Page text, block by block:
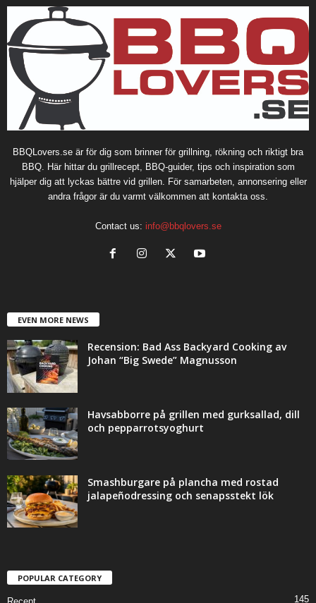
BBQLovers.se är för dig som brinner för grillning, rökning och riktigt bra
BBQ. Här hittar du grillrecept, BBQ-guider, tips och inspiration som
hjälper dig att lyckas bättre vid grillen. För samarbeten, annonsering eller
andra frågor är du varmt välkommen att kontakta oss.
Contact us: info@bbqlovers.se
EVEN MORE NEWS
Recension: Bad Ass Backyard Cooking av
Johan “Big Swede” Magnusson
Havsabborre på grillen med gurksallad, dill
och pepparrotsyoghurt
Smashburgare på plancha med rostad
jalapeñodressing och senapsstekt lök
POPULAR CATEGORY
145